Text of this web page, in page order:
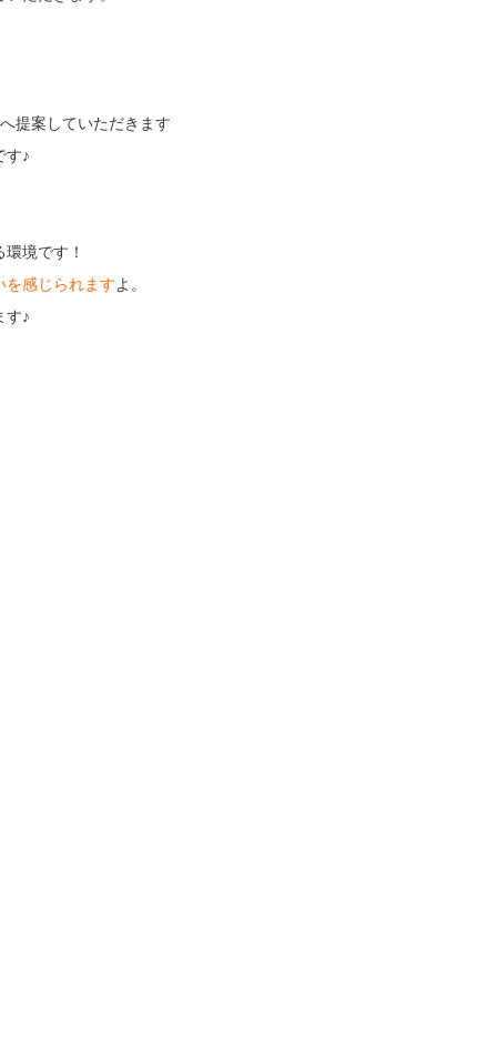
提案していただきます
す♪
境です！
を感じられますよ。
す♪